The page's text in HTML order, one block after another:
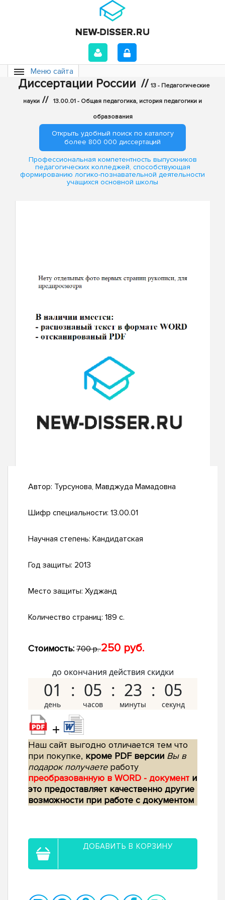
Меню сайта
Диссертации России // 13 - Педагогические
науки // 13.00.01 - Общая педагогика, история педагогики и
образования
Открыть удобный поиск по каталогу
более 800 000 диссертаций
Профессиональная компетентность выпускников
педагогических колледжей, способствующая
формированию логико-познавательной деятельности
учащихся основной школы
Автор: Турсунова, Мавджуда Мамадовна
Шифр специальности: 13.00.01
Научная степень: Кандидатская
Год защиты: 2013
Место защиты: Худжанд
Количество страниц: 189 с.
Стоимость: 700 р.250 руб.
до окончания действия скидки
01 05 23 04
+
Наш сайт выгодно отличается тем что
при покупке, кроме PDF версии Вы в
подарок получаетеработу
преобразованную в WORD - документ и
это предоставляет качественно другие
возможности при работе с документом
ДОБАВИТЬ В КОРЗИНУ